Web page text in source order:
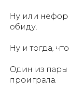
Ну или
обиду.
Ну и тогда,
Один из пары
проиграла.